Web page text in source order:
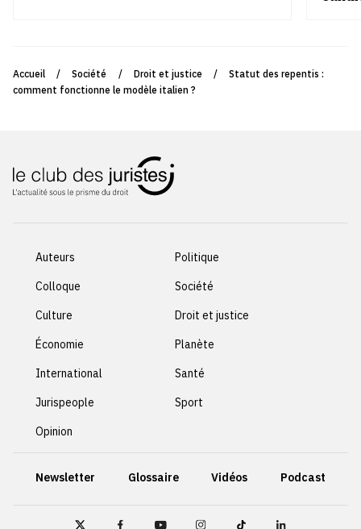
Accueil / Société / Droit et justice /
Statut des repentis :
comment fonctionne le modèle italien ?
Auteurs
Colloque
Culture
Économie
International
Jurispeople
Opinion
Politique
Société
Droit et justice
Planète
Santé
Sport
Newsletter Glossaire Vidéos Podcast